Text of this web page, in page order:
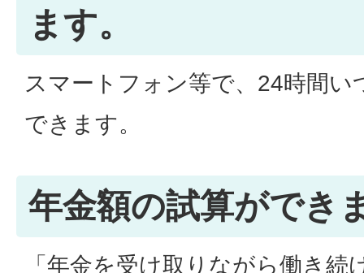
ます。
スマートフォン等で、24時間い
できます。
年金額の試算ができ
「年金を受け取りながら働き続